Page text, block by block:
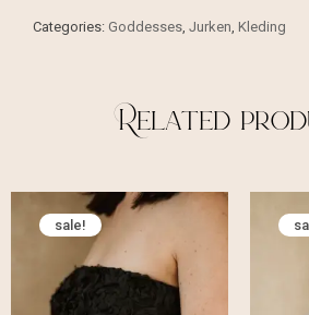
Categories: Goddesses Jurken Kleding
Related
sale!